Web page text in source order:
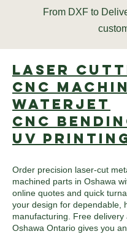
From DXF to
Laser
CNC
Waterjet
CNC
UV
Order precision laser-cut
machined parts in Oshawa
online quotes and quick
your design for dependable,
manufacturing. Free delivery
Oshawa Ontario gives you